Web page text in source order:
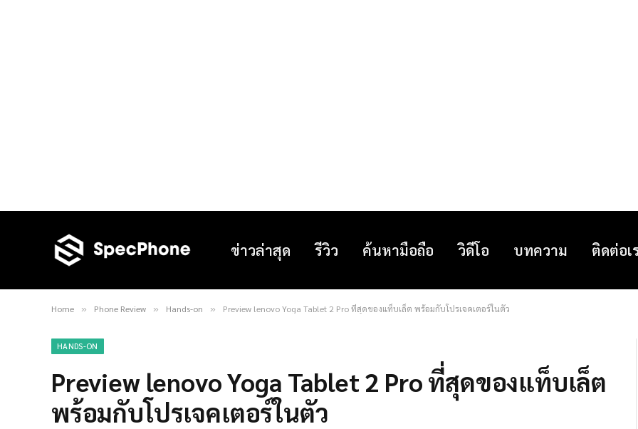
ข่าวล่าสุด รีวิว ค้นหามือถือ วิดีโอ บทความ ติดต่อเ
Home » Phone Review » Hands-on » Preview lenovo Yoga Tablet 2 Pro ที่สุดของแท็บเล็ต พร้อมกับโปรเจคเตอร์ในตัว
HANDS-ON
Preview lenovo Yoga Tablet 2 Pro ที่สุดของแท็บเล็ต
พร้อมกับโปรเจคเตอร์ในตัว